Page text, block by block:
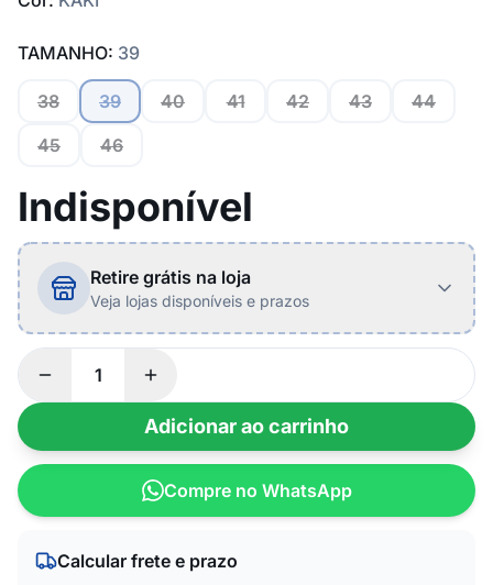
TAMANHO: 39
38 39 40 41 42 43
44
45
46
Indisponível
Retire grátis na loja
Veja lojas disponíveis e prazos
Adicionar ao carrinho
Compre no WhatsApp
Calcular frete e prazo